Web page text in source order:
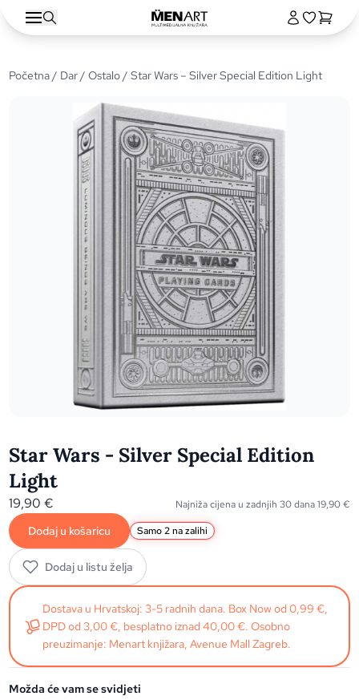
Početna/ Dar/Ostalo/ Star Wars – Silver Special Edition Light
Star Wars - Silver Special Edition
Light
19,90€ Najniža cijena u zadnjih 30 dana19,90€
Dodaj u košaricu Samo 2 na zalihi
Dodaj u listu želja
Dostava u Hrvatskoj: 3-5 radnih dana. Box Now od 0,99 €,
DPD od 3,00 €, besplatno iznad 40,00 €. Osobno
preuzimanje: Menart knjižara, Avenue Mall Zagreb.
Možda će vam se svidjeti